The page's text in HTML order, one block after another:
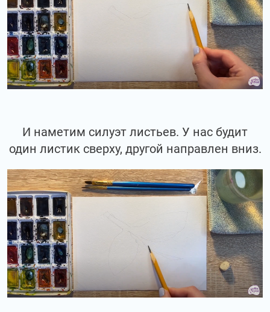
И наметим силуэт листьев. У нас будит
один листик сверху, другой направлен вниз.